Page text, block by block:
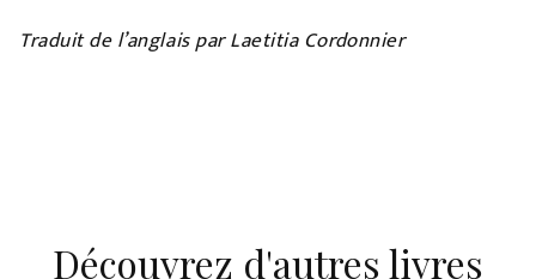
Traduit de l’anglais par Laetitia Cordonnier
Découvrez d'autres livres